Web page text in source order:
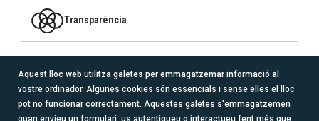
Transparència
MEMBRE DE
logo_redacoge_transparente.png
Aquest lloc web utilitza galetes per emmagatzemar informació al
vostre ordinador. Algunes cookies són essencials i sense elles el lloc
pot no funcionar correctament. Aquestes galetes s'emmagatzemen
quan envieu un formulari, us autentiqueu o interactueu fent més que